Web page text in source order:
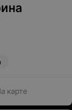
карте